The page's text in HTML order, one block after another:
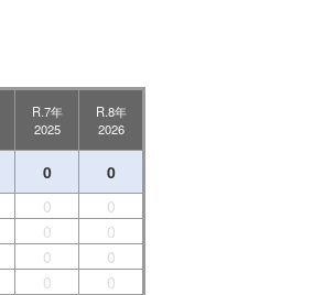
R.7年
2025
R.8年
2026
0 0
0 0
0 0
0 0
0 0